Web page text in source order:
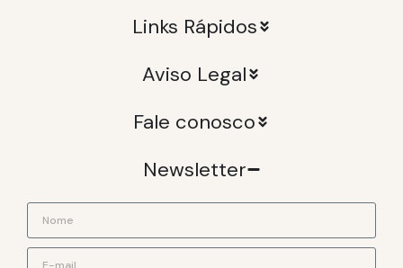
Links Rápidos
Aviso Legal
Fale conosco
Newsletter